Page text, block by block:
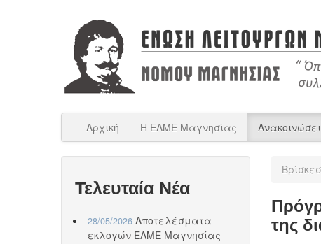
Αρχική Η ΕΛΜΕ Μαγνησίας
Τελευταία Νέα
28/05/2026 Αποτελέσματα
εκλογών ΕΛΜΕ Μαγνησίας
της